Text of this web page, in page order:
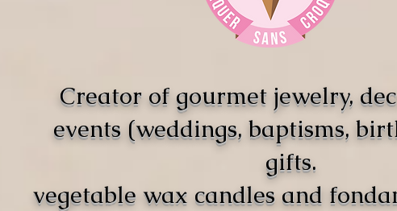
Creator of gourmet jewelry,
events (weddings, baptisms,
gifts.
vegetable wax candles and